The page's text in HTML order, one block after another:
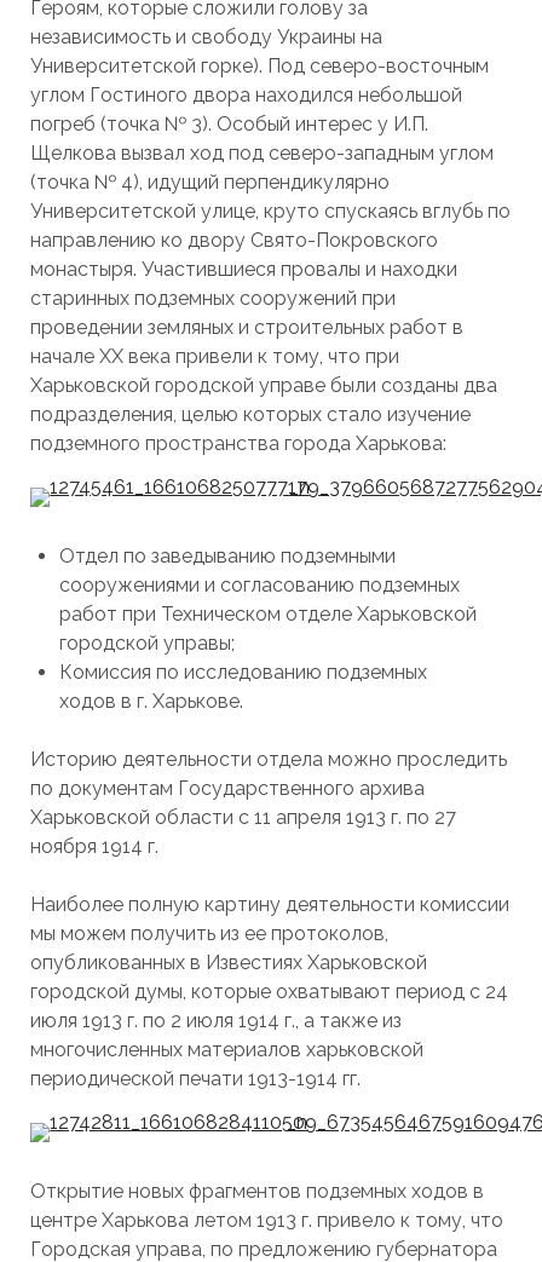
Героям, которые сложили голову за
независимость и свободу Украины на
Университетской горке). Под северо-восточным
углом Гостиного двора находился небольшой
погреб (точка № 3). Особый интерес у И.П.
Щелкова вызвал ход под северо-западным углом
(точка № 4), идущий перпендикулярно
Университетской улице, круто спускаясь вглубь по
направлению ко двору Свято-Покровского
монастыря. Участившиеся провалы и находки
старинных подземных сооружений при
проведении земляных и строительных работ в
начале ХХ века привели к тому, что при
Харьковской городской управе были созданы два
подразделения, целью которых стало изучение
подземного пространства города Харькова:
Отдел по заведыванию подземными
сооружениями и согласованию подземных
работ при Техническом отделе Харьковской
городской управы;
Комиссия по исследованию подземных
ходов в г. Харькове.
Историю деятельности отдела можно проследить
по документам Государственного архива
Харьковской области с 11 апреля 1913 г. по 27
ноября 1914 г.
Наиболее полную картину деятельности комиссии
мы можем получить из ее протоколов,
опубликованных в Известиях Харьковской
городской думы, которые охватывают период с 24
июля 1913 г. по 2 июля 1914 г., а также из
многочисленных материалов харьковской
периодической печати 1913-1914 гг.
Открытие новых фрагментов подземных ходов в
центре Харькова летом 1913 г. привело к тому, что
Городская управа, по предложению губернатора